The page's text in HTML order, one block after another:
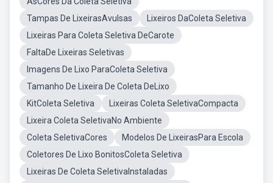
Tampas De LixeirasAvulsas
Lixeiros DaColeta Seletiva
Lixeiras Para Coleta Seletiva DeCarote
FaltaDe Lixeiras Seletivas
Imagens De Lixo ParaColeta Seletiva
Tamanho De Lixeira De Coleta DeLixo
KitColeta Seletiva
Lixeiras Coleta SeletivaCompacta
Lixeira Coleta SeletivaNo Ambiente
Coleta SeletivaCores
Modelos De LixeirasPara Escola
Coletores De Lixo BonitosColeta Seletiva
Lixeiras De Coleta SeletivaInstaladas